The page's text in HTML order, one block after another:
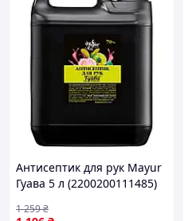
Антисептик для рук Mayur
Гуава 5 л (2200200111485)
1 259₴